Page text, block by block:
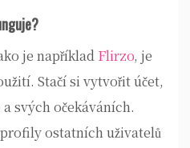
je například Flirzo, je
Stačí si vytvořit účet,
svých očekáváních.
ostatních uživatelů